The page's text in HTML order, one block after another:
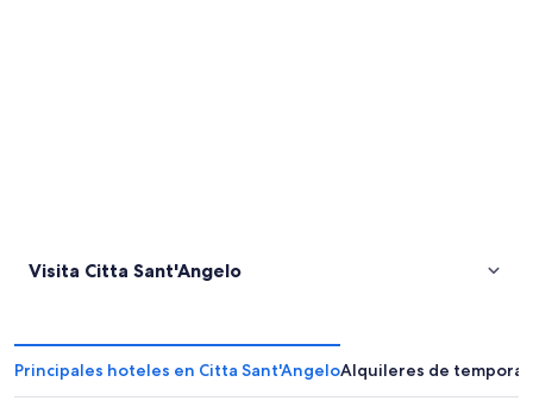
Visita Citta Sant'Angelo
Principales hoteles en Citta Sant'AngeloAlquileres de